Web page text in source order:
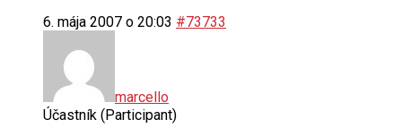
6. mája 2007 o 20:03 #73733
marcello
Účastník (Participant)